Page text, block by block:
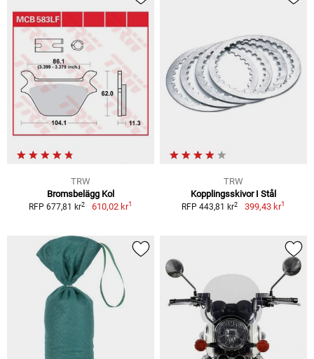
TRW
Bromsbelägg Kol
RFP 677,81 kr2 610,02 kr1
TRW
Kopplingsskivor I Stål
RFP 443,81 kr2 399,43 kr1